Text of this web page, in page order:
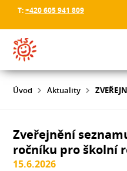
T:+420 605 941 809
Úvod Aktuality
Zveřejnění
ročníku pro školní
15.6.2026